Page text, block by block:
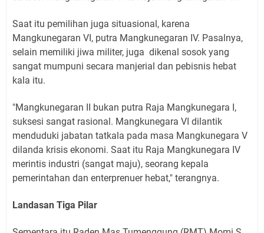
Saat itu pemilihan juga situasional, karena
Mangkunegaran VI, putra Mangkunegaran IV. Pasalnya,
selain memiliki jiwa militer, juga dikenal sosok yang
sangat mumpuni secara manjerial dan pebisnis hebat
kala itu.
"Mangkunegaran II bukan putra Raja Mangkunegara I,
suksesi sangat rasional. Mangkunegara VI dilantik
menduduki jabatan tatkala pada masa Mangkunegara V
dilanda krisis ekonomi. Saat itu Raja Mangkunegara IV
merintis industri (sangat maju), seorang kepala
pemerintahan dan enterprenuer hebat," terangnya.
Landasan Tiga Pilar